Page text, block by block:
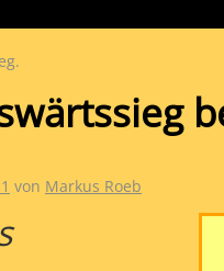
von Markus Roeb